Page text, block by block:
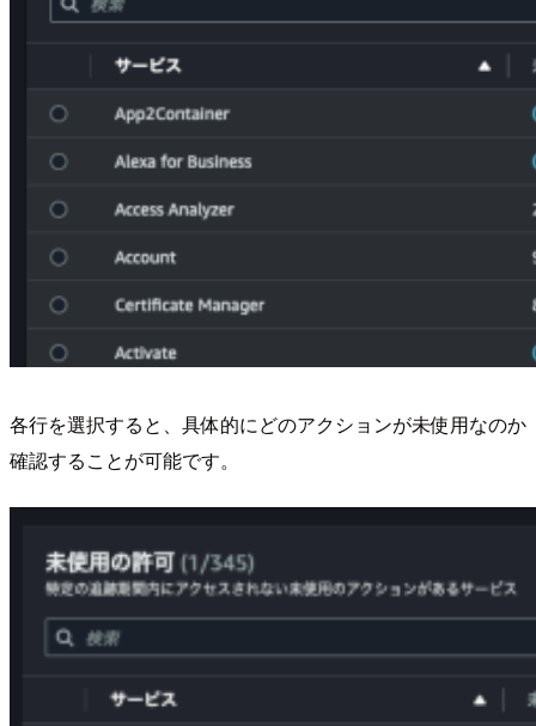
各行を選択すると、具体的にどのアクションが未使用なのか
確認することが可能です。